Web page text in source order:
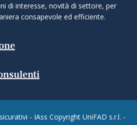
di interesse, novità di settore, per
consapevole ed efficiente.
- IAss Copyright UniFAD s.r.l. -